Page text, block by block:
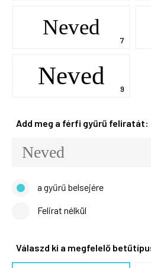
Neved
Neved
Add meg a férfi gyűrű feliratát:
a gyűrű belsejére
Felirat nélkül
Válaszd ki a megfelelő